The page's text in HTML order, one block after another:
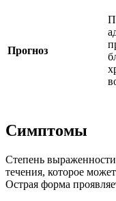
Прогноз
Симптомы
Степень
течения, которое
Острая форма